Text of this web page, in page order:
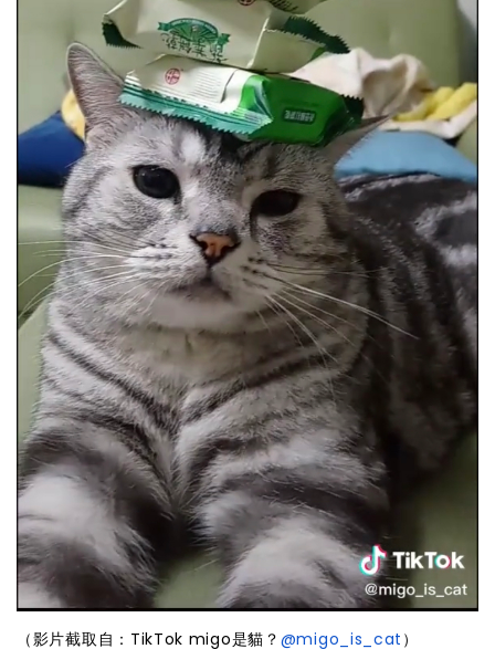
（影片截取自：TikTok migo是貓？ @migo_is_cat ）